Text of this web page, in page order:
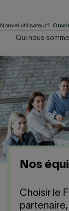
contenu
Employeurs
Notre Impact
À propos
LIENS RAPIDES
Accueil
Nouvel utilisateur?
Qui nous
Nos
Choisir le